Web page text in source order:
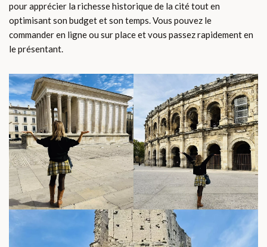
pour apprécier la richesse historique de la cité tout en
optimisant son budget et son temps. Vous pouvez le
commander en ligne ou sur place et vous passez rapidement en
le présentant.